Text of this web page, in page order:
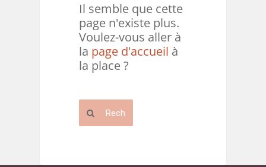
Il semble que cette
page n'existe plus.
Voulez-vous aller à
la page d'accueil à
la place ?